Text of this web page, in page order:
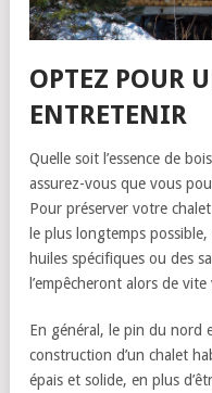
OPTEZ POUR
ENTRETENIR
Quelle soit l’essence de
assurez-vous que vous
Pour préserver votre
le plus longtemps
huiles spécifiques ou des
l’empêcheront alors de
En général, le pin du nord
construction d’un chalet
épais et solide, en plus